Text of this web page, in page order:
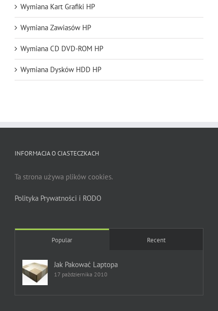
Wymiana Kart Grafiki HP
Wymiana Zawiasów HP
Wymiana CD DVD-ROM HP
Wymiana Dysków HDD HP
INFORMACJA O CIASTECZKACH
Ta strona używa plików cookies.
Polityka Prywatności i RODO
Popular Recent
Jak Pakować Laptopa
17 października 2010